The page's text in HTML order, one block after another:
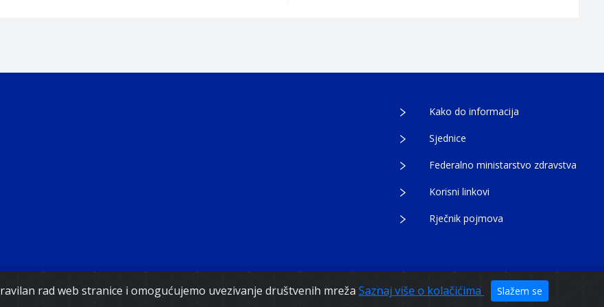
rad web stranice i omogućujemo uvezivanje društvenih mreža Saznaj više o kolačićima Slažem se
Kako do informacija
Sjednice
Federalno ministarstvo zdravstva
Korisni linkovi
Rječnik pojmova
Copyright 2021. Vlada Federacije Bosne i Hercegovine